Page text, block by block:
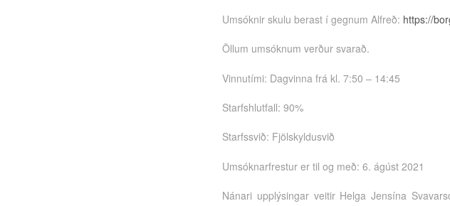
Umsóknir skulu berast í gegnum Alfreð: https://
Öllum umsóknum verður svarað.
Vinnutími: Dagvinna frá kl. 7:50 – 14:45
Starfshlutfall: 90%
Starfssvið: Fjölskyldusvið
Umsóknarfrestur er til og með: 6. ágúst 2021
Nánari upplýsingar veitir Helga Jensína